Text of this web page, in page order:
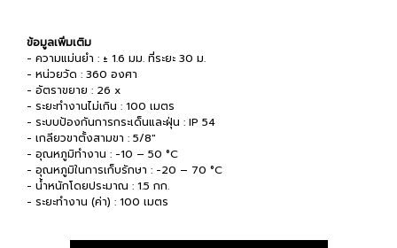
ข้อมูลเพิ่มเติม
- ความแม่นยำ : ± 1.6 มม. ที่ระยะ 30 ม.
- หน่วยวัด : 360 องศา
- อัตราขยาย : 26 x
- ระยะทำงานไม่เกิน : 100 เมตร
- ระบบป้องกันการกระเด็นและฝุ่น : IP 54
- เกลียวขาตั้งสามขา : 5/8"
- อุณหภูมิทำงาน : -10 – 50 °C
- อุณหภูมิในการเก็บรักษา : -20 – 70 °C
- น้ำหนักโดยประมาณ : 1.5 กก.
- ระยะทำงาน (ค่า) : 100 เมตร